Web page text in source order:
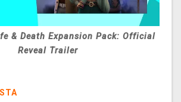
& Death Expansion Pack: Official
Reveal Trailer